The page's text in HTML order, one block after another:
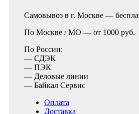
Самовывоз в г. Москве —
По Москве / МО — от 1000 руб.
По России:
— СДЭК
— ПЭК
— Деловые линии
— Байкал Сервис
Оплата
Доставка